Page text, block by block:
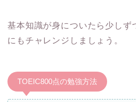
基本知識が身についたら少しず
にもチャレンジしましょう。
TOEIC800点の勉強方法